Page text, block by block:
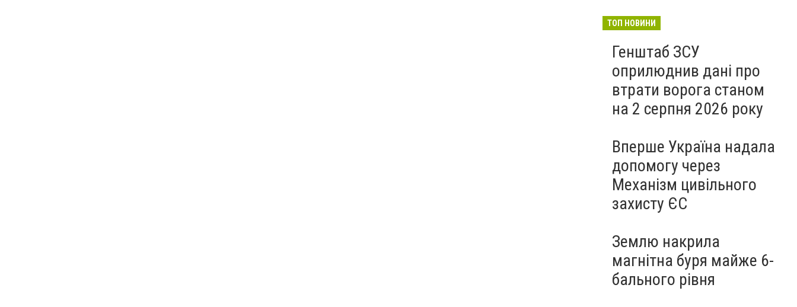
ТОП НОВИНИ
Генштаб ЗСУ
оприлюднив дані про
втрати ворога станом
на 2 серпня 2026 року
Вперше Україна надала
допомогу через
Механізм цивільного
захисту ЄС
Землю накрила
магнітна буря майже 6-
бального рівня